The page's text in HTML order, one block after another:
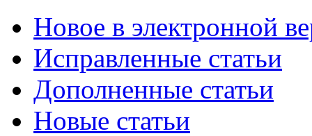
Новое в электронной
Исправленные статьи
Дополненные статьи
Новые статьи